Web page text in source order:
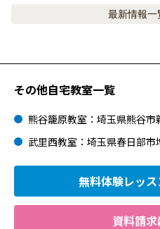
最新情報一
その他自宅教室一覧
熊谷籠原教室：埼玉県熊谷市
武里西教室：埼玉県春日部市
無料体験レッス
資料請